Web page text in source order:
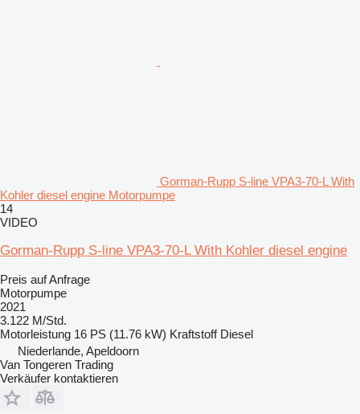
Gorman-Rupp S-line VPA3-70-L With
Kohler diesel engine Motorpumpe
14
VIDEO
Gorman-Rupp S-line VPA3-70-L With Kohler diesel engine
Preis auf Anfrage
Motorpumpe
2021
3.122 M/Std.
Motorleistung 16 PS (11.76 kW) Kraftstoff Diesel
Niederlande, Apeldoorn
Van Tongeren Trading
Verkäufer kontaktieren